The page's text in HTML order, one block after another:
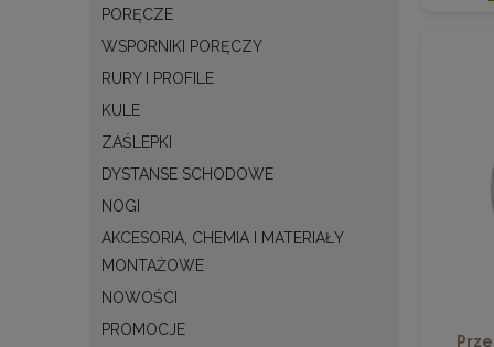
PORĘCZE
WSPORNIKI PORĘCZY
RURY I PROFILE
KULE
ZAŚLEPKI
DYSTANSE SCHODOWE
NOGI
AKCESORIA, CHEMIA I MATERIAŁY
MONTAŻOWE
NOWOŚCI
PROMOCJE